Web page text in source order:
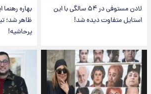
لادن مستوفی در ۵۴ سالگی با این
استایل متفاوت دیده شد!
بهاره رهنما
ظاهر شد؛
پرحاشیه!